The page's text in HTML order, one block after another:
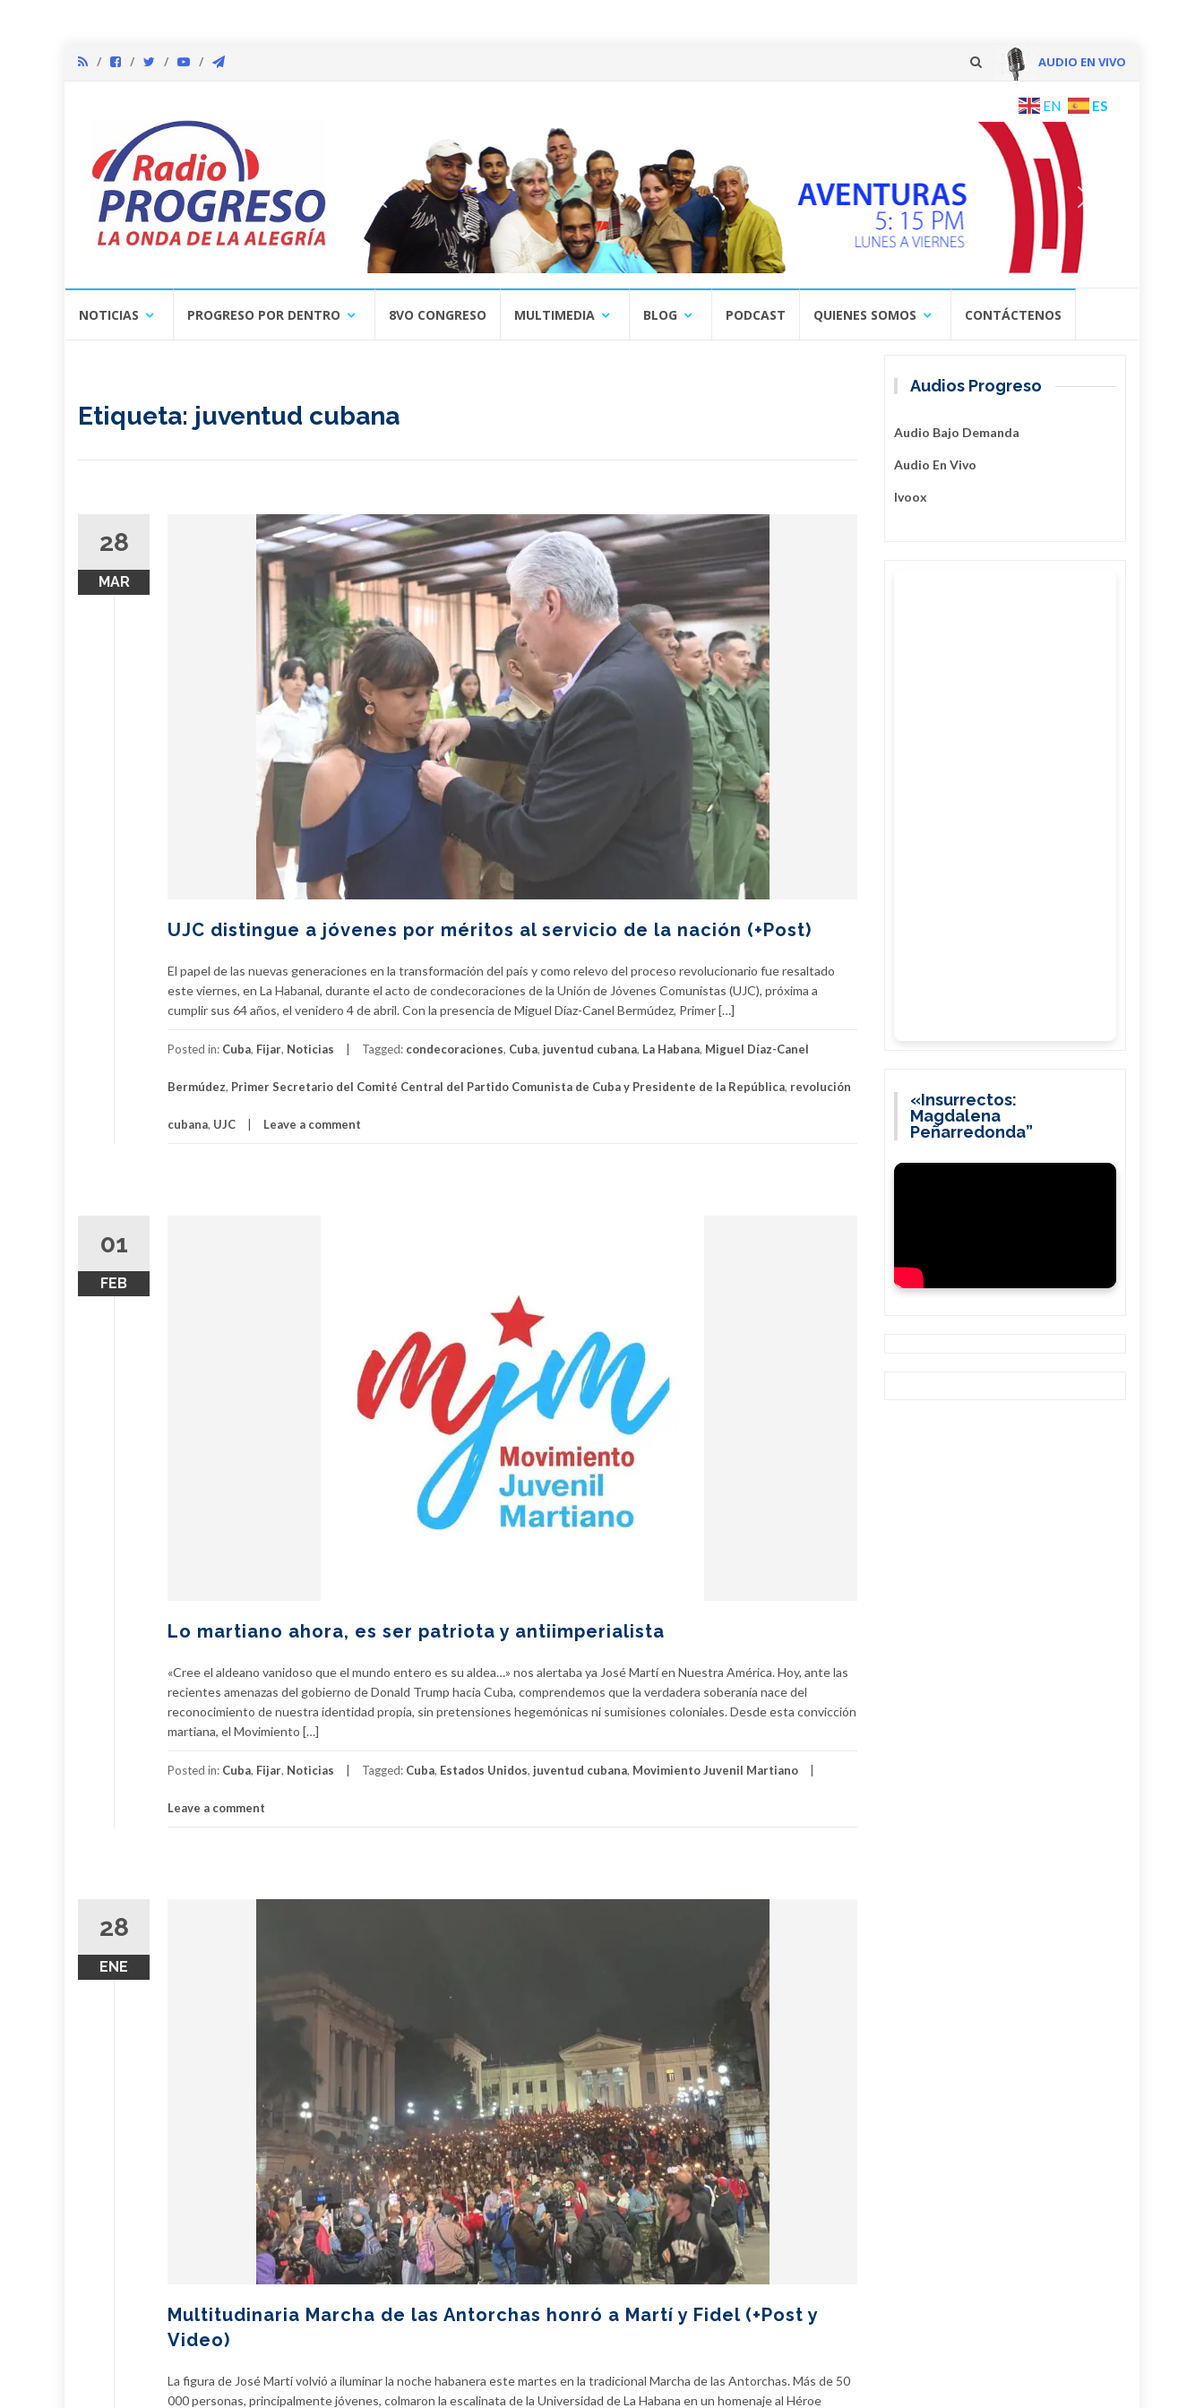
AUDIO EN VIVO
content
EN ES
NOTICIAS PROGRESO POR DENTRO 8VO CONGRESO MULTIMEDIA BLOG PODCAST QUIENES SOMOS CONTÁCTENOS
Etiqueta: juventud cubana
28
MAR
UJC distingue a jóvenes por méritos al servicio de la nación (+Post)
El papel de las nuevas generaciones en la transformación del país y como relevo del proceso revolucionario fue resaltado
este viernes, en La Habanal, durante el acto de condecoraciones de la Unión de Jóvenes Comunistas (UJC), próxima a
cumplir sus 64 años, el venidero 4 de abril. Con la presencia de Miguel Díaz-Canel Bermúdez, Primer […]
Posted in: Cuba, Fijar, Noticias Tagged: condecoraciones, Cuba, juventud cubana, La Habana, Miguel Díaz-Canel
Bermúdez, Primer Secretario del Comité Central del Partido Comunista de Cuba y Presidente de la República, revolución
cubana, UJC Leave a comment
01
FEB
Lo martiano ahora, es ser patriota y antiimperialista
«Cree el aldeano vanidoso que el mundo entero es su aldea…» nos alertaba ya José Martí en Nuestra América. Hoy, ante las
recientes amenazas del gobierno de Donald Trump hacia Cuba, comprendemos que la verdadera soberanía nace del
reconocimiento de nuestra identidad propia, sin pretensiones hegemónicas ni sumisiones coloniales. Desde esta convicción
martiana, el Movimiento […]
Posted in: Cuba, Fijar, Noticias Tagged: Cuba, Estados Unidos, juventud cubana, Movimiento Juvenil Martiano
Leave a comment
28
ENE
Multitudinaria Marcha de las Antorchas honró a Martí y Fidel (+Post y
Video)
La figura de José Martí volvió a iluminar la noche habanera este martes en la tradicional Marcha de las Antorchas. Más de 50
000 personas, principalmente jóvenes, colmaron la escalinata de la Universidad de La Habana en un homenaje al Héroe
Audios Progreso
Audio Bajo Demanda
Audio En Vivo
Ivoox
«Insurrectos:
Magdalena
Peñarredonda”